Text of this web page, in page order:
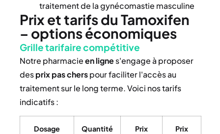
traitement de la gynécomastie masculine
Prix et tarifs du Tamoxifen
– options économiques
Grille tarifaire compétitive
Notre pharmacieen lignes'engage à proposer
desprixpas cherspour faciliter l'accès au
traitement sur le long terme. Voici nos tarifs
indicatifs :
Dosage Quantité
Prix
Prix